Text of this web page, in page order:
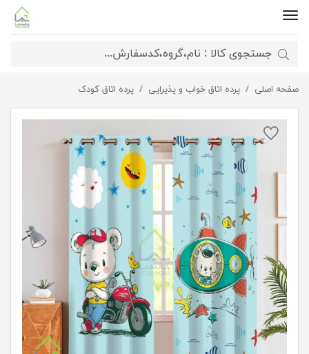
صفحه اصلی پرده اتاق خواب و پذیرایی پرده اتاق کودک پرده اتاق پسربچه آبی